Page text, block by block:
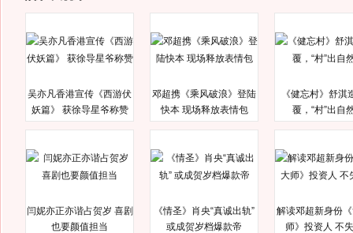
吴亦凡香港宣传《西游伏
妖篇》 获徐导星爷称赞
邓超携《乘风破浪》登陆
快本 现场释放表情包
《健忘村》舒淇
覆，“村”出自
闫妮亦正亦谐占贺岁 喜剧
也要颜值担当
《情圣》肖央“真诚出轨”
或成贺岁档爆款帝
解读邓超新身份
师》投资人 不